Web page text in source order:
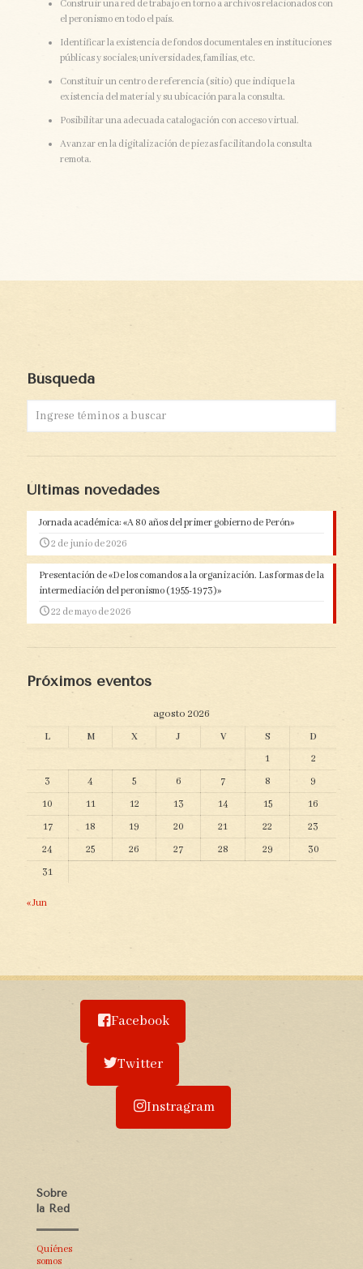
Construir una red de trabajo en torno a archivos relacionados con
el peronismo en todo el país.
Identificar la existencia de fondos documentales en instituciones
públicas y sociales; universidades, familias, etc.
Constituir un centro de referencia (sitio) que indique la
existencia del material y su ubicación para la consulta.
Posibilitar una adecuada catalogación con acceso virtual.
Avanzar en la digitalización de piezas facilitando la consulta
remota.
Búsqueda
Últimas novedades
Jornada académica: «A 80 años del primer gobierno de Perón»
2 de junio de 2026
Presentación de «De los comandos a la organización. Las formas de la
intermediación del peronismo (1955-1973)»
22 de mayo de 2026
Próximos eventos
agosto 2026
L M X J V S
D
1
2
3
4 5 6 7 8
9
10
11 12 13 14 15
16
17
18 19 20 21 22
23
24
25 26 27 28 29
30
31
« Jun
Facebook
Twitter
Instragram
Sobre
la Red
Quiénes
somos